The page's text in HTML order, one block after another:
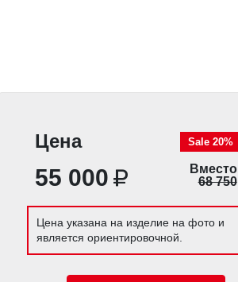
Цена
55 000
Sale 20%
Вместо
68 750
Цена указана на изделие на фото и
является ориентировочной.